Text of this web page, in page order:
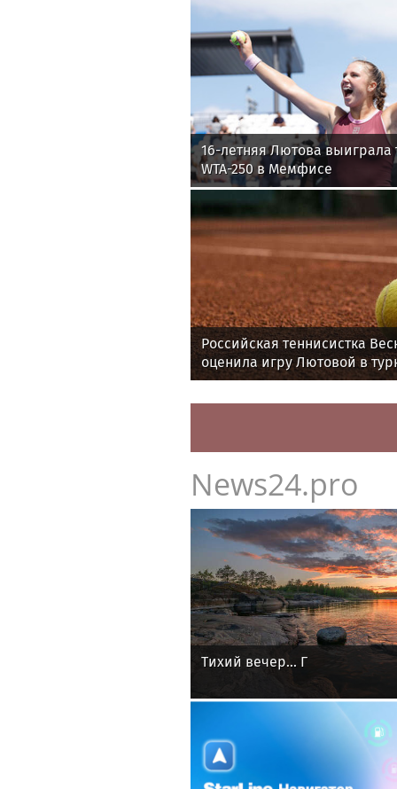
16-летняя Лютова выиграла
WTA-250 в Мемфисе
Российская теннисистка
оценила игру Лютовой в
Memphis Classic
News24.pro
Тихий вечер... Г